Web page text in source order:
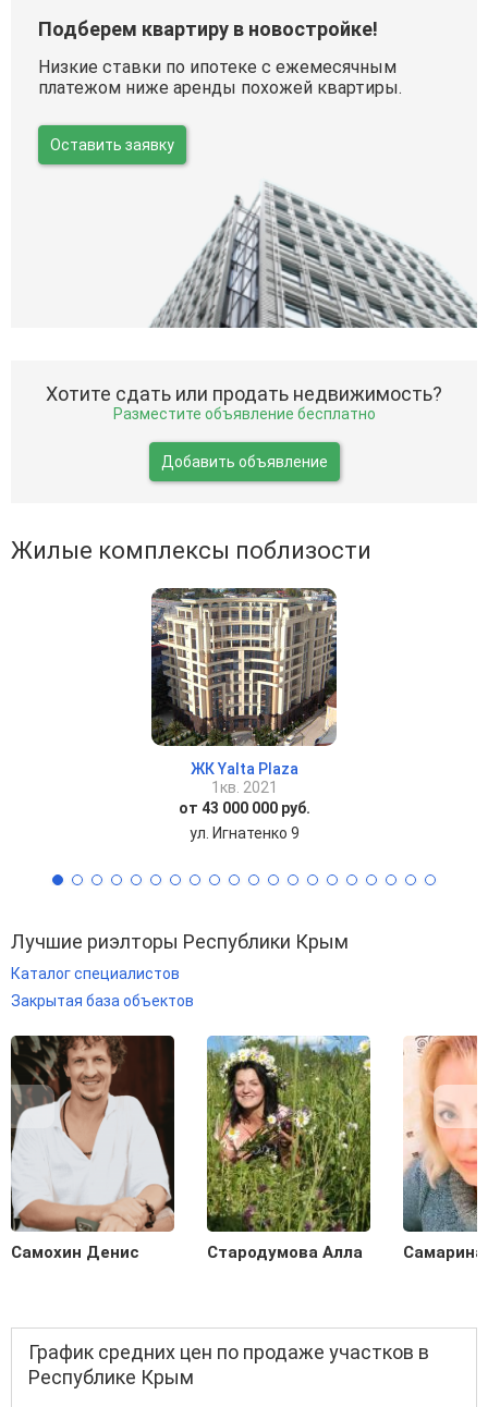
Подберем квартиру в новостройке!
Низкие ставки по ипотеке с ежемесячным
платежом ниже аренды похожей квартиры.
Оставить заявку
Хотите сдать или продать недвижимость?
Разместите объявление бесплатно
Добавить объявление
Жилые комплексы поблизости
ЖК Yalta Plaza
1кв. 2021
от 43 000 000 руб.
ул. Игнатенко 9
Лучшие риэлторы Республики Крым
Каталог специалистов
Закрытая база объектов
Самохин Денис Стародумова Алла Самарина
График средних цен по продаже участков в
Республике Крым